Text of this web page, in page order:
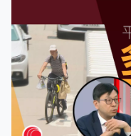
的指定時間內。勞工
是清晰的，中止了、
止的，你都在送貨，
細節再細化一下。（
他上了線等單的時候，
的法律最重要說清楚
圍的，那個是法定的
些，這個可能真的要